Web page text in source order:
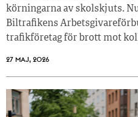
körningarna av skolskjuts.
Biltrafikens
trafikföretag för brott mot
27 MAJ, 2026